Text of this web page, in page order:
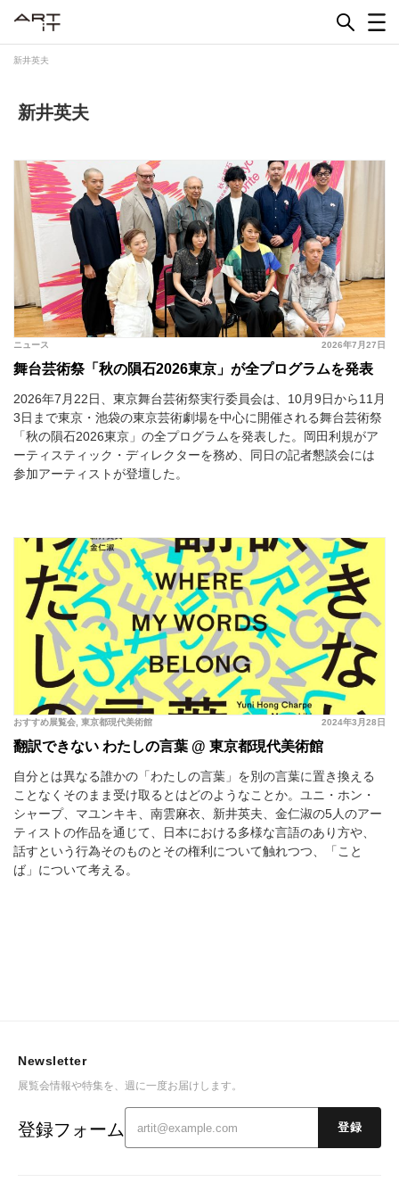
新井英夫
新井英夫
2026年7月27日
ニュース
舞台芸術祭「秋の隕石2026東京」が全プログラムを発表
2026年7月22日、東京舞台芸術祭実行委員会は、10月9日から11月
3日まで東京・池袋の東京芸術劇場を中心に開催される舞台芸術祭
「秋の隕石2026東京」の全プログラムを発表した。岡田利規がア
ーティスティック・ディレクターを務め、同日の記者懇談会には
参加アーティストが登壇した。
2024年3月28日
おすすめ展覧会 東京都現代美術館
翻訳できない わたしの言葉 @ 東京都現代美術館
自分とは異なる誰かの「わたしの言葉」を別の言葉に置き換える
ことなくそのまま受け取るとはどのようなことか。ユニ・ホン・
シャープ、マユンキキ、南雲麻衣、新井英夫、金仁淑の5人のアー
ティストの作品を通じて、日本における多様な言語のあり方や、
話すという行為そのものとその権利について触れつつ、「こと
ば」について考える。
Newsletter
展覧会情報や特集を、週に一度お届けします。
登録フォーム 登録